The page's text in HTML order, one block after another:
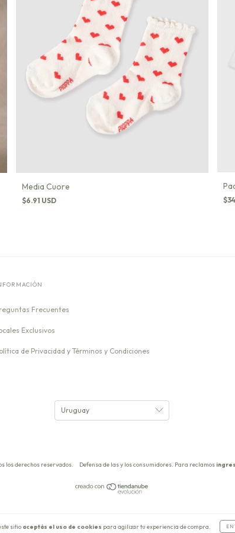
sitio aceptás el uso de cookies para agilizar tu experiencia de compra.
Media Cuore
$6.91 USD
Frecuentes
Exclusivos
de Privacidad y Términos y Condiciones
los derechos reservados. Defensa de las y los consumidores. Para reclamos